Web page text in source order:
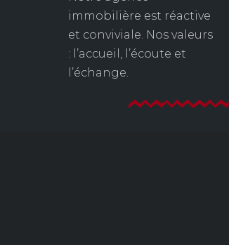
immobilière est réactive
et conviviale. Nos valeurs
: l’accueil, l’écoute et
l’échange.